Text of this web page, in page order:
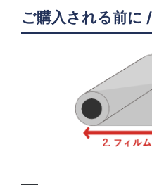
ご購入される前に